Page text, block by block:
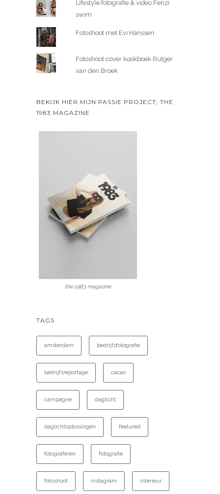
Lifestyle fotografie & video Fenzi
swim
Fotoshoot met Evi Hanssen
Fotoshoot cover kookboek Rutger
van den Broek
BEKIJK HIER MIJN PASSIE PROJECT; THE
1983 MAGAZINE
the 1983 magazine
TAGS
amsterdam bedrijfsfotografie
bedrijfsreportage cacao
campagne daglicht
daglichtoplossingen featured
fotograferen fotografie
fotoshoot instagram interieur